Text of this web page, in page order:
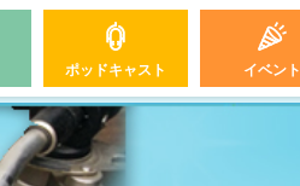
ポッドキャスト イベント